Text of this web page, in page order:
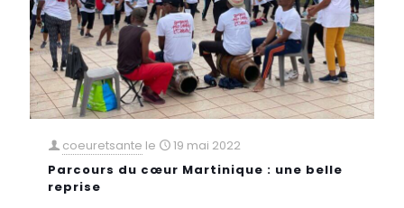
coeuretsante le
19 mai 2022
Parcours du cœur Martinique : une belle
reprise